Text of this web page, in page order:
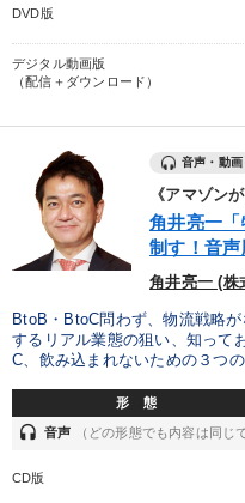
DVD版
デジタル動画版
（配信＋ダウンロード）
音声・動画
《アマゾン
角井亮一
制す！音声
角井亮一 (
BtoB・BtoC問わず、物流戦略
するリアル業態の狙い、知って
C、飲み込まれないための３つ
形 態
headset 音声 （どの形態でも内容は同じ
CD版